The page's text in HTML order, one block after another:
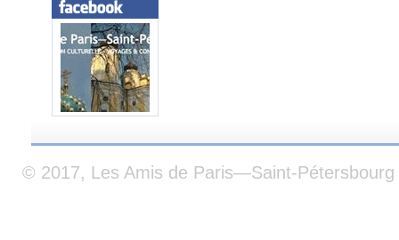
© 2017, Les Amis de Paris—Saint-Pétersbourg